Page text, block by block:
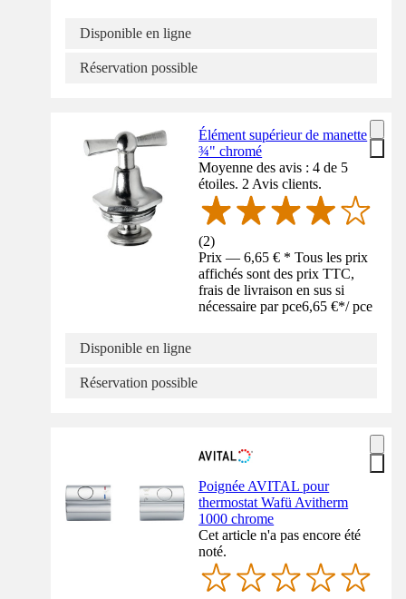
Disponible en ligne
Réservation possible
Élément supérieur de manette
¾" chromé
Moyenne des avis : 4 de 5
étoiles. 2 Avis clients.
(2)
Prix — 6,65 € * Tous les prix
affichés sont des prix TTC,
frais de livraison en sus si
nécessaire par pce6,65 €*/ pce
Disponible en ligne
Réservation possible
Poignée AVITAL pour
thermostat Wafü Avitherm
1000 chrome
Cet article n'a pas encore été
noté.